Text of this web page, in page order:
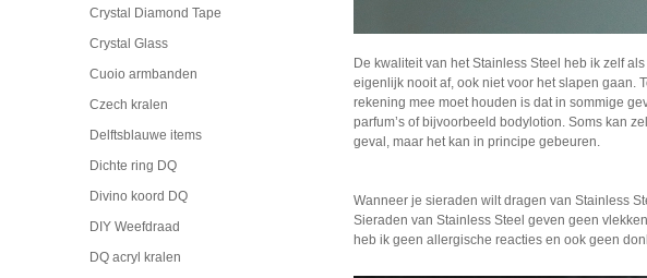
Crystal Diamond Tape
Crystal Glass
Cuoio armbanden
Czech kralen
Delftsblauwe items
Dichte ring DQ
Divino koord DQ
DIY Weefdraad
DQ acryl kralen
De kwaliteit van het Stainless Steel heb ik zelf
eigenlijk nooit af, ook niet voor het slapen gaan.
rekening mee moet houden is dat in sommige
parfum’s of bijvoorbeeld bodylotion. Soms kan
geval, maar het kan in principe gebeuren.
Wanneer je sieraden wilt dragen van Stainless
Sieraden van Stainless Steel geven geen
heb ik geen allergische reacties en ook geen